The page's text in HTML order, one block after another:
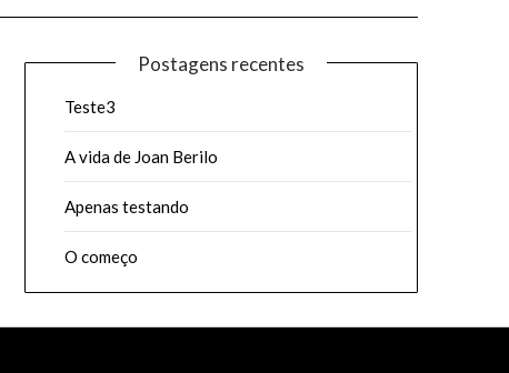
Postagens recentes
Teste3
A vida de Joan Berilo
Apenas testando
O começo